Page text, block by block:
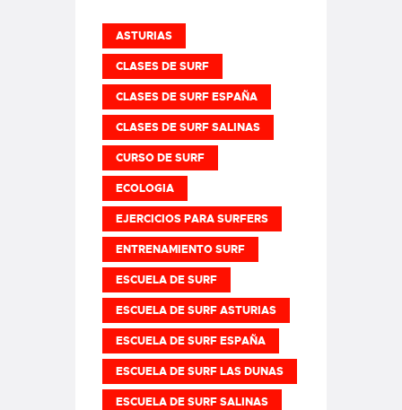
ASTURIAS
CLASES DE SURF
CLASES DE SURF ESPAÑA
CLASES DE SURF SALINAS
CURSO DE SURF
ECOLOGIA
EJERCICIOS PARA SURFERS
ENTRENAMIENTO SURF
ESCUELA DE SURF
ESCUELA DE SURF ASTURIAS
ESCUELA DE SURF ESPAÑA
ESCUELA DE SURF LAS DUNAS
ESCUELA DE SURF SALINAS